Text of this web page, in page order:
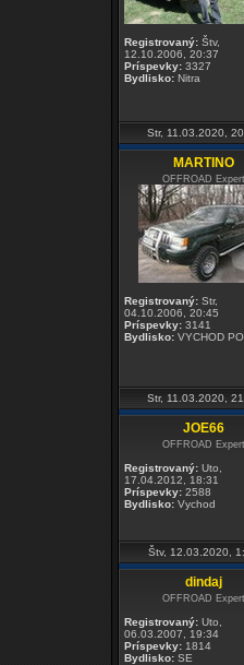
Registrovaný: Štv,
12.10.2006, 20:37
Príspevky: 3327
Bydlisko: Nitra
Str, 11.03.2020,
MARTINO
OFFROAD Expert
Registrovaný: Str,
04.10.2006, 20:45
Príspevky: 3141
Bydlisko: VYCHOD PO
Str, 11.03.2020,
JOE66
OFFROAD Expert
Registrovaný: Uto,
17.04.2012, 18:31
Príspevky: 2588
Bydlisko: Vychod
Štv, 12.03.2020,
dindaj
OFFROAD Expert
Registrovaný: Uto,
06.03.2007, 19:34
Príspevky: 1814
Bydlisko: SE